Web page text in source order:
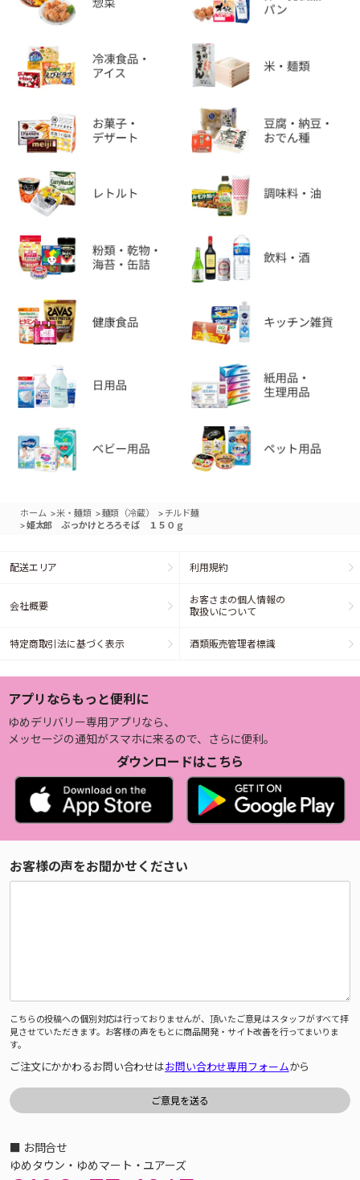
ホーム >米・麺類 >麺類（冷蔵） >チルド麺
>姫太郎 ぶっかけとろろそば １５０ｇ
配送エリア 利用規約
会社概要
お客さまの個人情報の
取扱いについて
特定商取引法に基づく表示 酒類販売管理者標識
アプリならもっと便利に
ゆめデリバリー専用アプリなら、
メッセージの通知がスマホに来るので、さらに便利。
ダウンロードはこちら
お客様の声をお聞かせください
こちらの投稿への個別対応は行っておりませんが、頂いたご意見はスタッフがすべて拝
見させていただきます。お客様の声をもとに商品開発・サイト改善を行ってまいりま
す。
ご注文にかかわるお問い合わせはお問い合わせ専用フォームから
■ お問合せ
ゆめタウン・ゆめマート・ユアーズ